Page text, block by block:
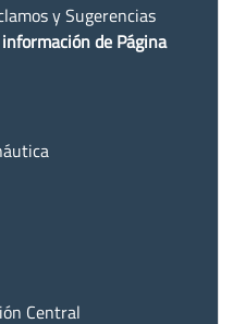
y Sugerencias
de Página
Central